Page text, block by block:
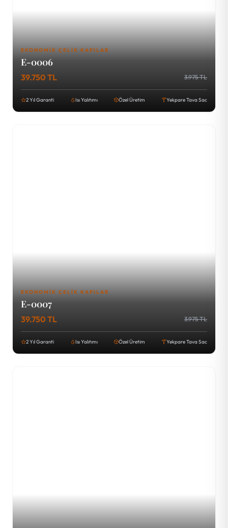
EKONOMIK ÇELIK KAPILAR
E-0006
39.750 TL 3.975 TL
2 Yıl Garanti Isı Yalıtımı Özel Üretim Yekpare Tava Sac
EKONOMIK ÇELIK KAPILAR
E-0007
39.750 TL 3.975 TL
2 Yıl Garanti Isı Yalıtımı Özel Üretim Yekpare Tava Sac